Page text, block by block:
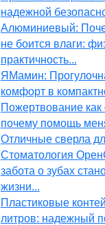
надежной
Алюминиевый:
не боится влаги:
практичность...
ЯМамин:
комфорт в
Пожертвование
почему помощь
Отличные сверла
Стоматология
забота о зубах
жизни...
Пластиковые
литров: надежный